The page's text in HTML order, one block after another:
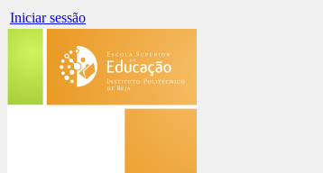
Iniciar sessão